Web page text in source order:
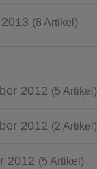
(8 Artikel)
2012 (5 Artikel)
2012 (2 Artikel)
2012 (5 Artikel)